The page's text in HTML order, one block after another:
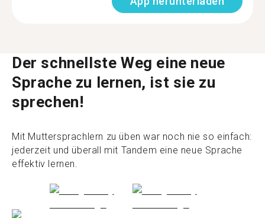
Der schnellste Weg eine neue
Sprache zu lernen, ist sie zu
sprechen!
Mit Muttersprachlern zu üben war noch nie so einfach:
jederzeit und überall mit Tandem eine neue Sprache
effektiv lernen.